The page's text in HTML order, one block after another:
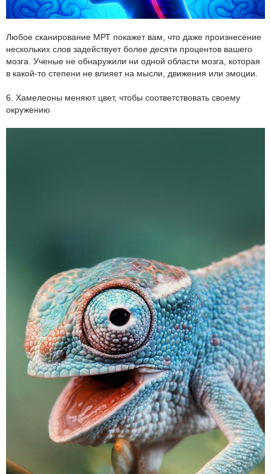
Любое сканирование МРТ покажет вам, что даже произнесение
нескольких слов задействует более десяти процентов вашего
мозга. Ученые не обнаружили ни одной области мозга, которая
в какой-то степени не влияет на мысли, движения или эмоции.
6. Хамелеоны меняют цвет, чтобы соответствовать своему
окружению